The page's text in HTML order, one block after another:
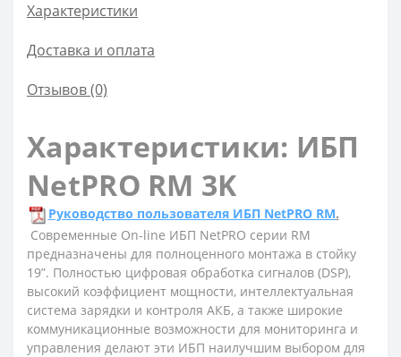
Характеристики
Доставка и оплата
Отзывов (0)
Характеристики: ИБП
NetPRO RM 3K
Руководство пользователя ИБП NetPRO RM.
Современные On-line ИБП NetPRO серии RM
предназначены для полноценного монтажа в стойку
19”. Полностью цифровая обработка сигналов (DSP),
высокий коэффициент мощности, интеллектуальная
система зарядки и контроля АКБ, а также широкие
коммуникационные возможности для мониторинга и
управления делают эти ИБП наилучшим выбором для